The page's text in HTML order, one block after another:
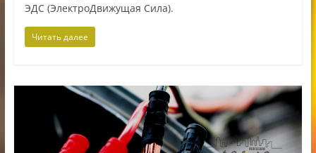
ЭДС (ЭлектроДвижущая Сила).
Читать далее